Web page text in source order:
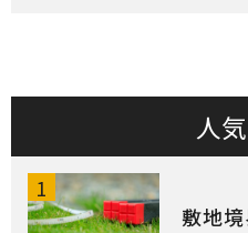
人
1
敷地